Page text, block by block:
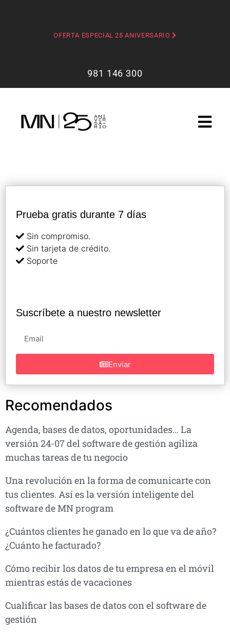
OFERTA ESPECIAL 25 ANIVERSARIO
981 146 300
Prueba gratis durante 7 días
Sin compromiso.
Sin tarjeta de crédito.
Soporte
Suscríbete a nuestro newsletter
Enviar
Recomendados
Agenda, bases de datos, oportunidades… La
versión 24-07 del software de gestión agiliza
muchas tareas de tu negocio
Una revolución en la forma de comunicarte con
tus clientes. Así es la versión inteligente del
software de MN program
¿Cuántos clientes he ganado en lo que va de año?
¿Cuánto he facturado?
Cómo recibir los datos de tu empresa en el móvil
mientras estás de vacaciones
Cualificar las bases de datos con el software de
gestión